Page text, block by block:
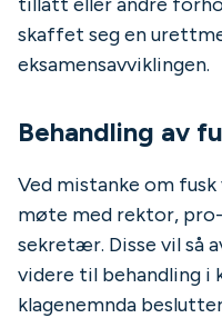
skaffet seg en
eksamensavviklingen.
Behandling av
Ved mistanke om
møte med rektor,
sekretær. Disse vil så
videre til behandling i
klagenemnda